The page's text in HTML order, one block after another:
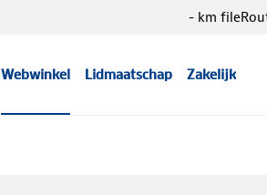
Webwinkel Lidmaatschap Zakelijk
- km file